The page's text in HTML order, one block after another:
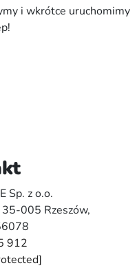
i wkrótce uruchomimy
Sp. z o.o.
35-005 Rzeszów,
912